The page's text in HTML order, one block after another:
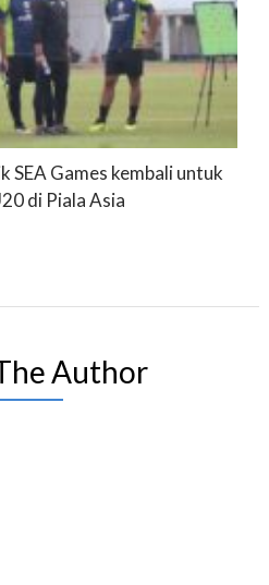
SEA Games kembali untuk
di Piala Asia
Author